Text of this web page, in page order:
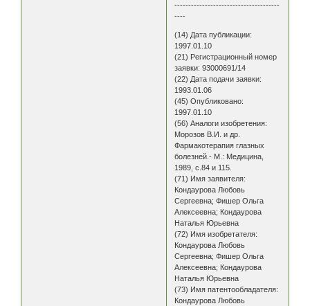
--------------------------------------
----
(14) Дата публикации:
1997.01.10
(21) Регистрационный номер
заявки: 93000691/14
(22) Дата подачи заявки:
1993.01.06
(45) Опубликовано:
1997.01.10
(56) Аналоги изобретения:
Морозов В.И. и др.
Фармакотерапия глазных
болезней.- М.: Медицина,
1989, с.84 и 115.
(71) Имя заявителя:
Кондаурова Любовь
Сергеевна; Фишер Ольга
Алексеевна; Кондаурова
Наталья Юрьевна
(72) Имя изобретателя:
Кондаурова Любовь
Сергеевна; Фишер Ольга
Алексеевна; Кондаурова
Наталья Юрьевна
(73) Имя патентообладателя:
Кондаурова Любовь